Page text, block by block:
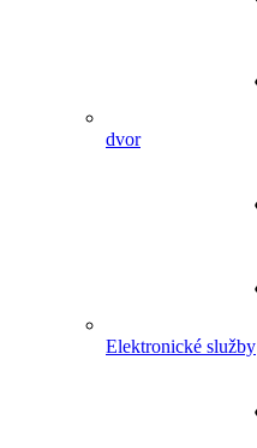
dvor
Elektronické služby